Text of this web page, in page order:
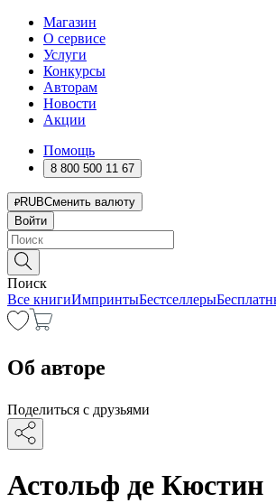
Магазин
О сервисе
Услуги
Конкурсы
Авторам
Новости
Акции
Помощь
8 800 500 11 67
RUBСменить валюту
Войти
Поиск
Все книгиИмпринтыБестселлеры
Об авторе
Поделиться с друзьями
Астольф де Кюстин